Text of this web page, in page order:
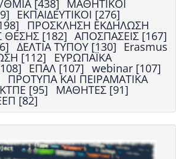
ΘΜΙΑ [438] ΜΑΘΗΤΙΚΟΙ
ΕΚΠΑΙΔΕΥΤΙΚΟΙ [276]
ΠΡΟΣΚΛΗΣΗ ΕΚΔΗΛΩΣΗ
[182] ΑΠΟΣΠΑΣΕΙΣ [167]
ΔΕΛΤΙΑ ΤΥΠΟΥ [130] Erasmus
[112] ΕΥΡΩΠΑΪΚΑ
ΕΠΑΛ [107] webinar [107]
ΠΡΟΤΥΠΑ ΚΑΙ ΠΕΙΡΑΜΑΤΙΚΑ
[95] ΜΑΘΗΤΕΣ [91]
[82]